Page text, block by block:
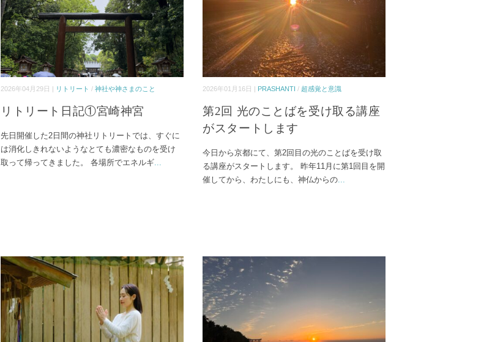
2026年04月29日 | リトリート /神社や神さまのこと
リトリート日記①宮崎神宮
先日開催した2日間の神社リトリートでは、すぐに
は消化しきれないようなとても濃密なものを受け
取って帰ってきました。 各場所でエネルギ
2026年01月16日 | PRASHANTI /超感覚と意識
第2回 光のことばを受け取る講座
がスタートします
今日から京都にて、第2回目の光のことばを受け取
る講座がスタートします。 昨年11月に第1回目を開
催してから、わたしにも、神仏からの